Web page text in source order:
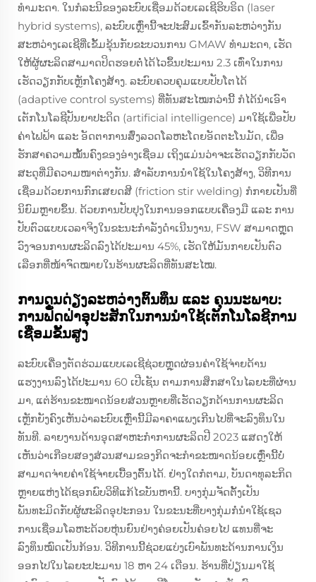
ທຳມະດາ. ໃນກໍລະນີຂອງລະບົບເຊື່ອມດ້ວຍເລເຊີຮິບຣິດ (laser
hybrid systems), ລະບົບເຫຼົ່ານີ້ຈະປະສົມເຂົ້າກັນລະຫວ່າງກັນ
ສະຫວ່າງເລເຊີທີ່ເຂັ້ມຂຸ້ນກັບຂະບວນການ GMAW ທຳມະດາ, ເຮັດ
ໃຫ້ຜູ້ຜະລິດສາມາດປິດຮອຍຕໍ່ໄດ້ໄວຂຶ້ນປະມານ 2.3 ເທົ່າໃນການ
ເຮັດວຽກກັບເຫຼັກໂຄງສ້າງ. ລະບົບຄວບຄຸມແບບປັບໂຕໄດ້
(adaptive control systems) ທີ່ທັນສະໄໝກວ່ານີ້ ກໍໄດ້ນຳເອົາ
ເຕັກໂນໂລຊີປັນຍາປະດິດ (artificial intelligence) ມາໃຊ້ເພື່ອປັບ
ຄ່າໄຟຟ້າ ແລະ ອັດຕາການສົ່ງລວດໂລຫະໂດຍອັດຕະໂນມັດ, ເພື່ອ
ຮັກສາຄວາມໝັ້ນຄົງຂອງອ່າງເຊື່ອມ ເຖິງແມ່ນວ່າຈະເຮັດວຽກກັບວັດ
ສະດຸທີ່ມີຄວາມໜາຕ່າງກັນ. ສຳລັບການນຳໃຊ້ໃນໂຄງສ້າງ, ວິທີການ
ເຊື່ອມດ້ວຍການກົກເສຍດສີ (friction stir welding) ກໍກາຍເປັນທີ່
ນິຍົມຫຼາຍຂຶ້ນ. ດ້ວຍການປັບປຸງໃນການອອກແບບເຄື່ອງມື ແລະ ການ
ປັບຕົວແບບເວລາຈິງໃນຂະນະກຳລັງດຳເນີນງານ, FSW ສາມາດຫຼຸດ
ວົງຈອນການຜະລິດລົງໄດ້ປະມານ 45%, ເຮັດໃຫ້ມັນກາຍເປັນຕົວ
ເລືອກທີ່ໜ້າຈົດໝາຍໃນຮ້ານຜະລິດທີ່ທັນສະໄໝ.
ການດຸນດ່ຽງລະຫວ່າງຕົ້ນທຶນ ແລະ ຄຸນນະພາບ:
ການຟັດຝ່າອຸປະສັກໃນການນຳໃຊ້ເຕັກໂນໂລຊີການ
ເຊື່ອມຂັ້ນສູງ
ລະບົບເຄື່ອງຕັດຮ່ວມແບບເລເຊີຊ່ວຍຫຼຸດຜ່ອນຄ່າໃຊ້ຈ່າຍດ້ານ
ແຮງງານລົງໄດ້ປະມານ 60 ເປີເຊັນ ຕາມການສຶກສາໃນໄລຍະທີ່ຜ່ານ
ມາ, ແຕ່ຮ້ານຂະໜາດນ້ອຍສ່ວນຫຼາຍທີ່ເຮັດວຽກດ້ານການຜະລິດ
ເຫຼັກຍັງຄົງເຫັນວ່າລະບົບເຫຼົ່ານີ້ມີລາຄາແພງເກີນໄປທີ່ຈະລົງທຶນໃນ
ທັນທີ. ລາຍງານດ້ານອຸດສາຫະກໍາການຜະລິດປີ 2023 ແສດງໃຫ້
ເຫັນວ່າເກືອບສອງສ່ວນສາມຂອງກິດຈະກໍາຂະໜາດນ້ອຍເຫຼົ່ານີ້ບໍ່
ສາມາດຈ່າຍຄ່າໃຊ້ຈ່າຍເບື້ອງຕົ້ນໄດ້. ຢ່າງໃດກໍຕາມ, ບັນດາທຸລະກິດ
ຫຼາຍແຫ່ງໄດ້ຊອກພົບວິທີແກ້ໄຂບັນຫານີ້. ບາງກຸ່ມຈັດຕັ້ງເປັນ
ພັນທະມິດກັບຜູ້ຜະລິດອຸປະກອນ ໃນຂະນະທີ່ບາງກຸ່ມກໍ່ນໍາໃຊ້ເຊວ
ການເຊື່ອມໂລຫະດ້ວຍຫຸ່ນຍົນຢ່າງຄ່ອຍເປັນຄ່ອຍໄປ ແທນທີ່ຈະ
ລົງທຶນໝົດເປັນກ້ອນ. ວິທີການນີ້ຊ່ວຍແບ່ງເບົາພັນທະດ້ານການເງິນ
ອອກໄປໃນໄລຍະປະມານ 18 ຫາ 24 ເດືອນ. ຮ້ານທີ່ປ່ຽນມາໃຊ້